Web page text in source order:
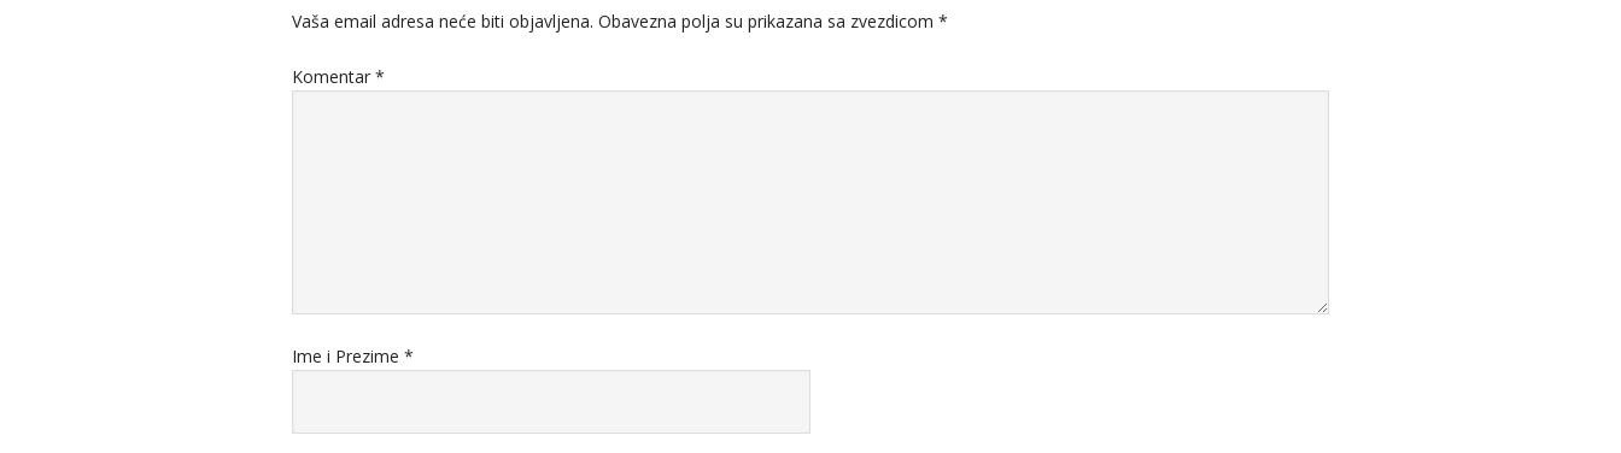
Vaša email adresa neće biti objavljena. Obavezna polja su prikazana sa zvezdicom *
Komentar *
Ime i Prezime *